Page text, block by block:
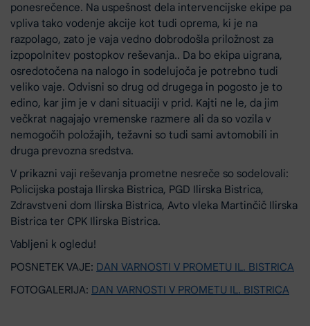
ponesrečence. Na uspešnost dela intervencijske ekipe pa
vpliva tako vodenje akcije kot tudi oprema, ki je na
razpolago, zato je vaja vedno dobrodošla priložnost za
izpopolnitev postopkov reševanja.. Da bo ekipa uigrana,
osredotočena na nalogo in sodelujoča je potrebno tudi
veliko vaje. Odvisni so drug od drugega in pogosto je to
edino, kar jim je v dani situaciji v prid. Kajti ne le, da jim
večkrat nagajajo vremenske razmere ali da so vozila v
nemogočih položajih, težavni so tudi sami avtomobili in
druga prevozna sredstva.
V prikazni vaji reševanja prometne nesreče so sodelovali:
Policijska postaja Ilirska Bistrica, PGD Ilirska Bistrica,
Zdravstveni dom Ilirska Bistrica, Avto vleka Martinčič Ilirska
Bistrica ter CPK Ilirska Bistrica.
Vabljeni k ogledu!
POSNETEK VAJE: DAN VARNOSTI V PROMETU IL. BISTRICA
FOTOGALERIJA: DAN VARNOSTI V PROMETU IL. BISTRICA